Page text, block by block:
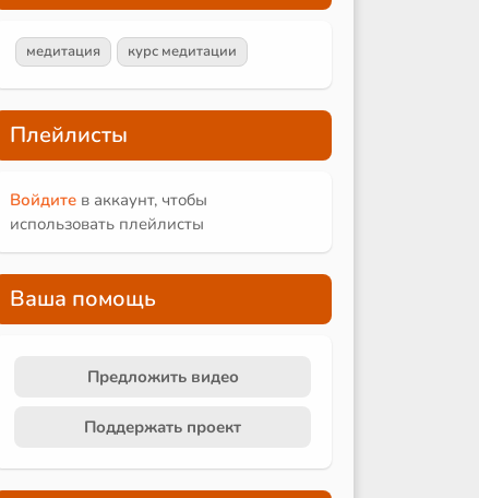
медитация курс медитации
Плейлисты
Войдите в аккаунт, чтобы
использовать плейлисты
Ваша помощь
Предложить видео
Поддержать проект